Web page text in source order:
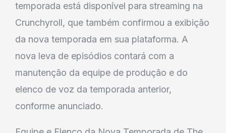
temporada está disponível para streaming na
Crunchyroll, que também confirmou a exibição
da nova temporada em sua plataforma. A
nova leva de episódios contará com a
manutenção da equipe de produção e do
elenco de voz da temporada anterior,
conforme anunciado.